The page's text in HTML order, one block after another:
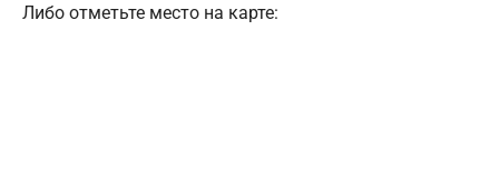
Либо отметьте место на карте: